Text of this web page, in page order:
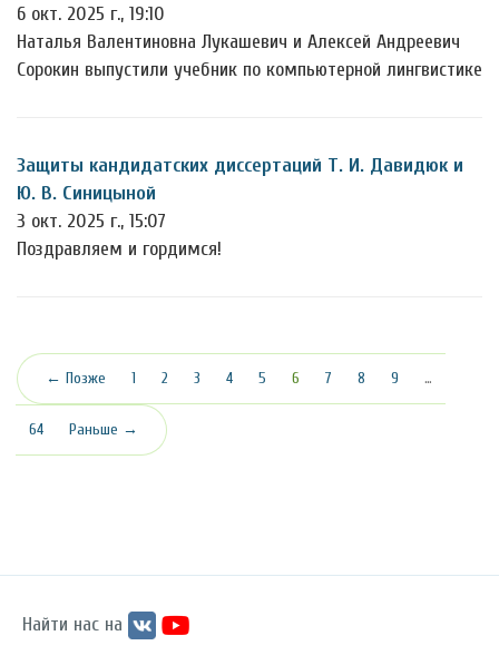
6 окт. 2025 г., 19:10
Наталья Валентиновна Лукашевич и Алексей Андреевич
Сорокин выпустили учебник по компьютерной лингвистике
Защиты кандидатских диссертаций Т. И. Давидюк и
Ю. В. Синицыной
3 окт. 2025 г., 15:07
Поздравляем и гордимся!
← Позже 1 2 3 4 5 6 (текущая)
7 8 9 …
64 Раньше →
Найти нас на